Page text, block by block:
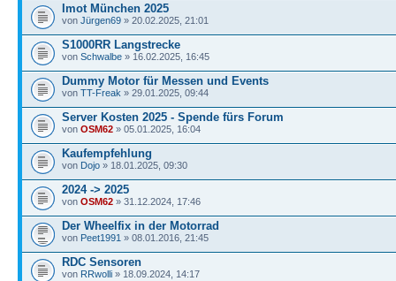
Imot München 2025
von Jürgen69 » 20.02.2025, 21:01
S1000RR Langstrecke
von Schwalbe » 16.02.2025, 16:45
Dummy Motor für Messen und Events
von TT-Freak » 29.01.2025, 09:44
Server Kosten 2025 - Spende fürs Forum
von OSM62 » 05.01.2025, 16:04
Kaufempfehlung
von Dojo » 18.01.2025, 09:30
2024 -> 2025
von OSM62 » 31.12.2024, 17:46
Der Wheelfix in der Motorrad
von Peet1991 » 08.01.2016, 21:45
RDC Sensoren
von RRwolli » 18.09.2024, 14:17